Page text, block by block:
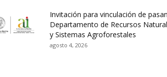
Invitación para vinculación de
Departamento de Recursos
y Sistemas Agroforestales
agosto 4, 2026